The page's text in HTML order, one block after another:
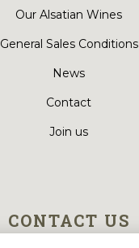
Our Alsatian Wines
General Sales Conditions
News
Contact
Join us
CONTACT US